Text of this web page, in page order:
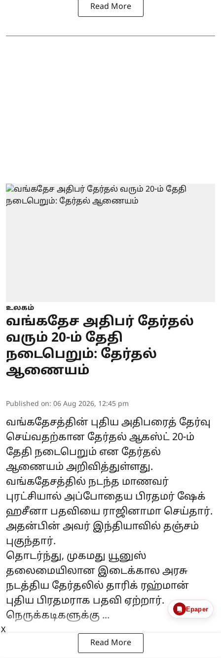
Read More
உலகம்
வங்கதேச அதிபர் தேர்தல்
வரும் 20-ம் தேதி
நடைபெறும்: தேர்தல்
ஆணையம்
Published on: 06 Aug 2026, 12:45 pm
வங்கதேசத்தின் புதிய அதிபரைத் தேர்வு
செய்வதற்கான தேர்தல் ஆகஸ்ட் 20-ம்
தேதி நடைபெறும் என தேர்தல்
ஆணையம் அறிவித்துள்ளது.
வங்கதேசத்தில் நடந்த மாணவர்
புரட்சியால் அப்போதைய பிரதமர் ஷேக்
ஹசீனா பதவியை ராஜினாமா செய்தார்.
அதன்பின் அவர் இந்தியாவில் தஞ்சம்
புகுந்தார்.
தொடர்ந்து, முகமது யூனுஸ்
தலைமையிலான இடைக்கால அரசு
நடத்திய தேர்தலில் தாரிக் ரஹ்மான்
புதிய பிரதமராக பதவி ஏற்றார்.
நெருக்கடிகளுக்கு ...
Read More
Epaper
X